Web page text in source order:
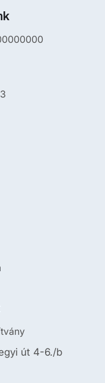
út 4-6./b